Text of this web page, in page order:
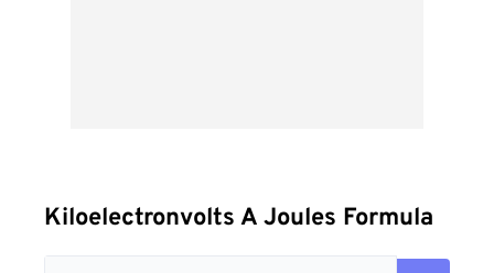
Kiloelectronvolts A Joules Formula